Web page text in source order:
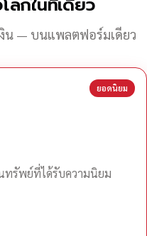
น — บนแพลตฟอร์มเดียว
ยอดนิยม
นทรัพย์ที่ได้รับความนิยม